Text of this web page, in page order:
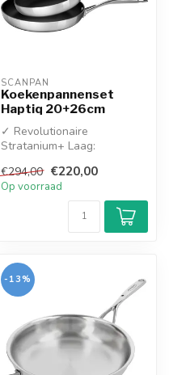
SCANPAN
Koekenpannenset
Haptiq 20+26cm
✓ Revolutionaire
Stratanium+ Laag:
aanbaklaag met een mi...
€294,00 €220,00
Op voorraad
-13%